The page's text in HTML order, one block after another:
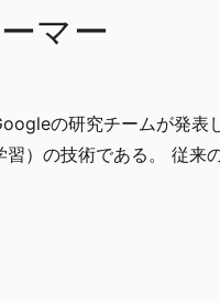
マー
の研究チームが発表
）の技術である。 従来